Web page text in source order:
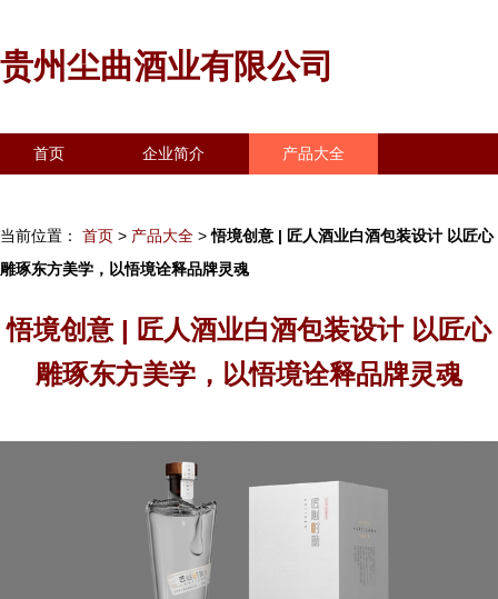
贵州尘曲酒业有限公司
首页 企业简介 产品大全
当前位置： 首页 > 产品大全 > 悟境创意 | 匠人酒业白酒包装设计 以匠心
雕琢东方美学，以悟境诠释品牌灵魂
悟境创意 | 匠人酒业白酒包装设计 以匠心
雕琢东方美学，以悟境诠释品牌灵魂